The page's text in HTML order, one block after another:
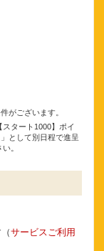
がございます。
タート1000】ポイ
として別日程で進呈
。
サービスご利用